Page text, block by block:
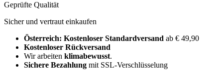
Geprüfte Qualität
Sicher und vertraut einkaufen
Österreich: Kostenloser Standardversand ab € 49,90
Kostenloser Rückversand
Wir arbeiten klimabewusst.
Sichere Bezahlung mit SSL-Verschlüsselung